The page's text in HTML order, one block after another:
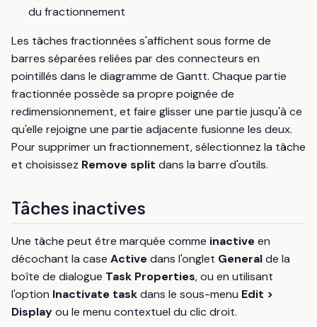
du fractionnement
Les tâches fractionnées s'affichent sous forme de
barres séparées reliées par des connecteurs en
pointillés dans le diagramme de Gantt. Chaque partie
fractionnée possède sa propre poignée de
redimensionnement, et faire glisser une partie jusqu'à ce
qu'elle rejoigne une partie adjacente fusionne les deux.
Pour supprimer un fractionnement, sélectionnez la tâche
et choisissez Remove split dans la barre d'outils.
Tâches inactives
Une tâche peut être marquée comme inactiveen
décochant la case Activedans l'onglet Generalde la
boîte de dialogue Task Properties, ou en utilisant
l'option Inactivate taskdans le sous-menu Edit >
Displayou le menu contextuel du clic droit.